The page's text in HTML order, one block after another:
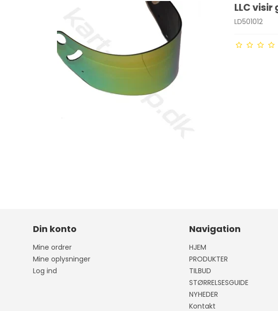
LLC
LD501012
Din konto
Mine ordrer
Mine oplysninger
Log ind
Navigation
HJEM
PRODUKTER
TILBUD
STØRRELSESGUIDE
NYHEDER
Kontakt